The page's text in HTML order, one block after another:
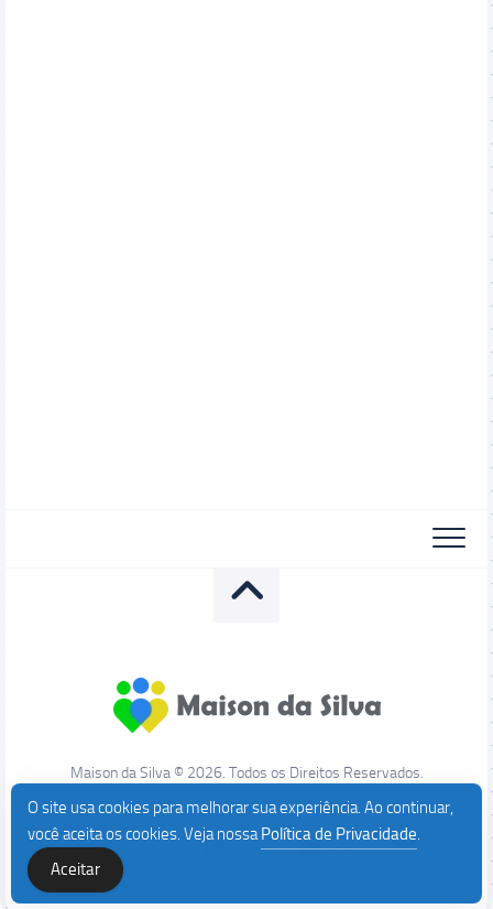
Maison da Silva © 2026. Todos os Direitos Reservados.
O site usa cookies para melhorar sua experiência. Ao continuar,
você aceita os cookies. Veja nossaPolítica de Privacidade.
Aceitar